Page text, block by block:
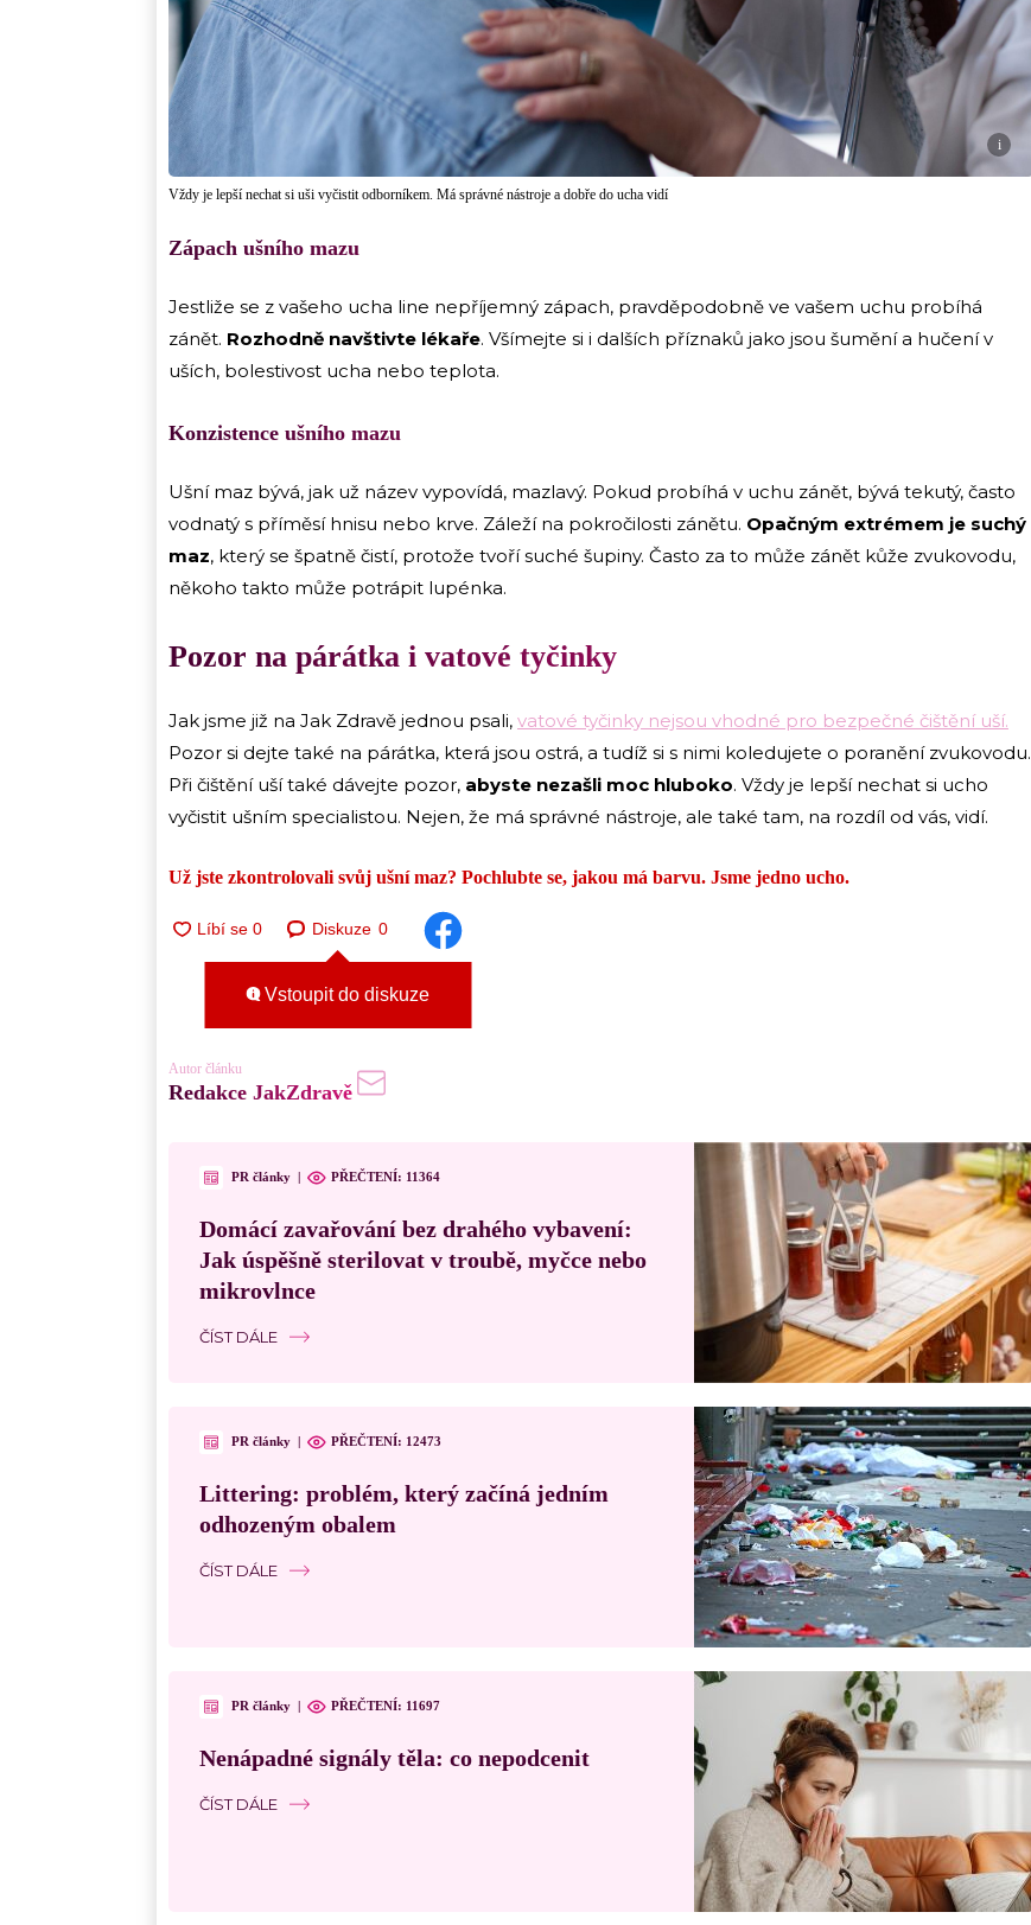
i
Vždy je lepší nechat si uši vyčistit odborníkem. Má správné nástroje a dobře do ucha vidí
Zápach ušního mazu
Jestliže se z vašeho ucha line nepříjemný zápach, pravděpodobně ve vašem uchu probíhá
zánět. Rozhodně navštivte lékaře. Všímejte si i dalších příznaků jako jsou šumění a hučení v
uších, bolestivost ucha nebo teplota.
Konzistence ušního mazu
Ušní maz bývá, jak už název vypovídá, mazlavý. Pokud probíhá v uchu zánět, bývá tekutý, často
vodnatý s příměsí hnisu nebo krve. Záleží na pokročilosti zánětu. Opačným extrémem je suchý
maz, který se špatně čistí, protože tvoří suché šupiny. Často za to může zánět kůže zvukovodu,
někoho takto může potrápit lupénka.
Pozor na párátka i vatové tyčinky
Jak jsme již na Jak Zdravě jednou psali, vatové tyčinky nejsou vhodné pro bezpečné čištění uší.
Pozor si dejte také na párátka, která jsou ostrá, a tudíž si s nimi koledujete o poranění zvukovodu.
Při čištění uší také dávejte pozor, abyste nezašli moc hluboko. Vždy je lepší nechat si ucho
vyčistit ušním specialistou. Nejen, že má správné nástroje, ale také tam, na rozdíl od vás, vidí.
Už jste zkontrolovali svůj ušní maz? Pochlubte se, jakou má barvu. Jsme jedno ucho.
Diskuze 0
Vstoupit do diskuze
Autor článku
Redakce JakZdravě
PR články PŘEČTENÍ: 11364
Domácí zavařování bez drahého vybavení:
Jak úspěšně sterilovat v troubě, myčce nebo
mikrovlnce
ČÍST DÁLE
PR články PŘEČTENÍ: 12473
Littering: problém, který začíná jedním
odhozeným obalem
ČÍST DÁLE
PR články PŘEČTENÍ: 11697
Nenápadné signály těla: co nepodcenit
ČÍST DÁLE